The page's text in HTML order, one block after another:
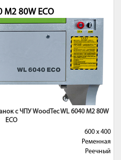
M2 80W ECO
с ЧПУ WoodTec WL 6040 M2 80W
ECO
600 х 400
Ременная
Реечный